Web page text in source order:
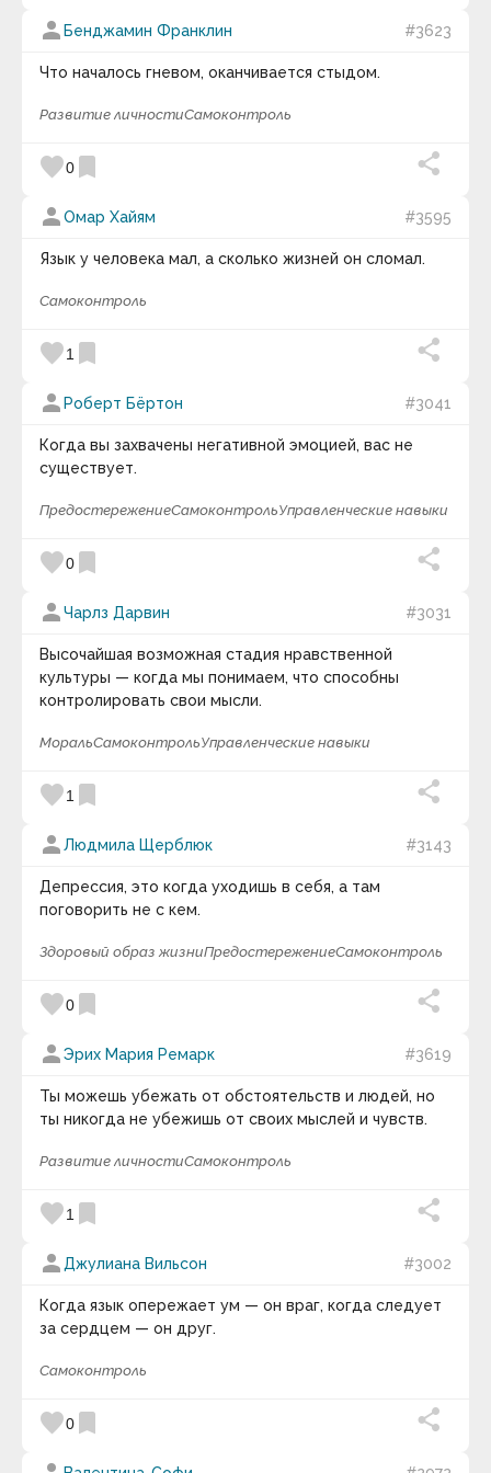
person Бенджамин Франклин #3623
Что началось гневом, оканчивается стыдом.
Развитие личностиСамоконтроль
favorite0 bookmark
personОмар Хайям #3595
Язык у человека мал, а сколько жизней он сломал.
Самоконтроль
favorite1 bookmark
person Роберт Бёртон #3041
Когда вы захвачены негативной эмоцией, вас не
существует.
ПредостережениеСамоконтрольУправленческие навыки
favorite0 bookmark
personЧарлз Дарвин #3031
Высочайшая возможная стадия нравственной
культуры — когда мы понимаем, что способны
контролировать свои мысли.
МоральСамоконтрольУправленческие навыки
favorite1 bookmark
personЛюдмила Щерблюк #3143
Депрессия, это когда уходишь в себя, а там
поговорить не с кем.
Здоровый образ жизниПредостережениеСамоконтроль
favorite0 bookmark
personЭрих Мария Ремарк #3619
Ты можешь убежать от обстоятельств и людей, но
ты никогда не убежишь от своих мыслей и чувств.
Развитие личностиСамоконтроль
favorite1 bookmark
person Джулиана Вильсон #3002
Когда язык опережает ум — он враг, когда следует
за сердцем — он друг.
Самоконтроль
favorite0 bookmark
сделал бы все, что он может, как прекрасна была